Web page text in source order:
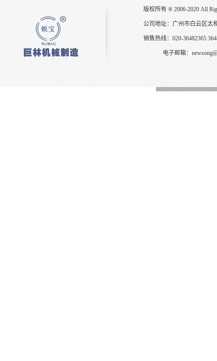
版权所有 ® 2006-2020 All
公司地址：广州市白云区太
销售热线：020-36482365
电子邮箱：